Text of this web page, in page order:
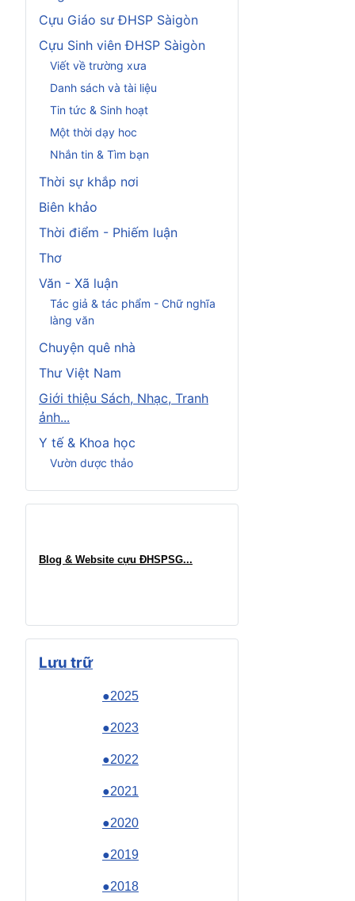
Cựu Giáo sư ĐHSP Sàigòn
Cựu Sinh viên ĐHSP Sàigòn
Viết về trường xưa
Danh sách và tài liệu
Tin tức & Sinh hoạt
Một thời dạy hoc
Nhắn tin & Tìm bạn
Thời sự khắp nơi
Biên khảo
Thời điểm - Phiếm luận
Thơ
Văn - Xã luận
Tác giả & tác phẩm - Chữ nghĩa
làng văn
Chuyện quê nhà
Thư Việt Nam
Giới thiệu Sách, Nhạc, Tranh
ảnh...
Y tế & Khoa học
Vườn dược thảo
Blog & Website cựu ĐHSPSG...
Lưu trữ
●2025
●2023
●2022
●2021
●2020
●2019
●2018